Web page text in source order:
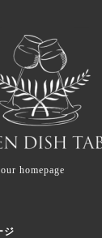
homepage
ジ